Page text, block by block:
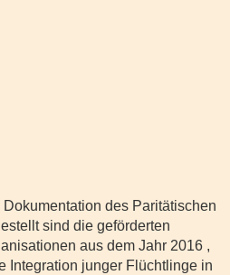
des Paritätischen
sind die geförderten
aus dem Jahr 2016 ,
Integration junger Flüchtlinge in